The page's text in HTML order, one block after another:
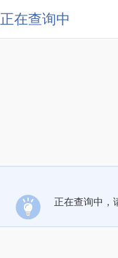
正在查询中
正在查询中，